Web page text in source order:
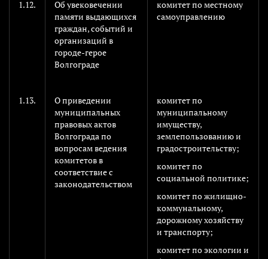
1.12.
Об увековечении
памяти выдающихся
граждан, событий и
организаций в
городе-герое
Волгограде
комитет по местному
самоуправлению
1.13.
О приведении
муниципальных
правовых актов
Волгограда по
вопросам ведения
комитетов в
соответствие с
законодательством
комитет по
муниципальному
имуществу,
землепользованию и
градостроительству;
комитет по
социальной политике;
комитет по жилищно-
коммунальному,
дорожному хозяйству
и транспорту;
комитет по экологии и